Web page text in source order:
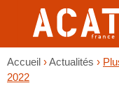
Accueil ›Actualités ›
2022